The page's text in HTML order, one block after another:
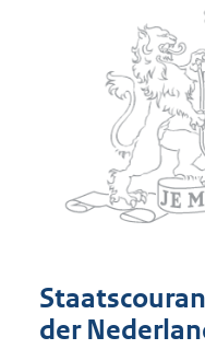
der